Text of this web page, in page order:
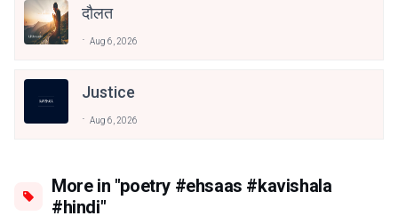
दौलत
Aug 6, 2026
Justice
Aug 6, 2026
More in "poetry #ehsaas #kavishala
#hindi"